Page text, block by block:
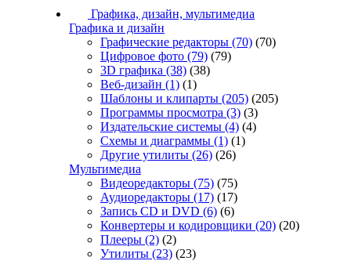
Графика, дизайн, мультимедиа
Графика и дизайн
Графические редакторы (70) (70)
Цифровое фото (79) (79)
3D графика (38) (38)
Веб-дизайн (1) (1)
Шаблоны и клипарты (205) (205)
Программы просмотра (3) (3)
Издательские системы (4) (4)
Схемы и диаграммы (1) (1)
Другие утилиты (26) (26)
Мультимедиа
Видеоредакторы (75) (75)
Аудиоредакторы (17) (17)
Запись CD и DVD (6) (6)
Конвертеры и кодировщики (20) (20)
Плееры (2) (2)
Утилиты (23) (23)